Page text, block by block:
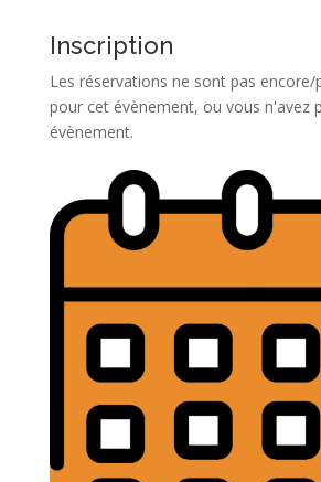
Inscription
Les réservations ne sont pas encore/
pour cet évènement, ou vous n'avez
évènement.